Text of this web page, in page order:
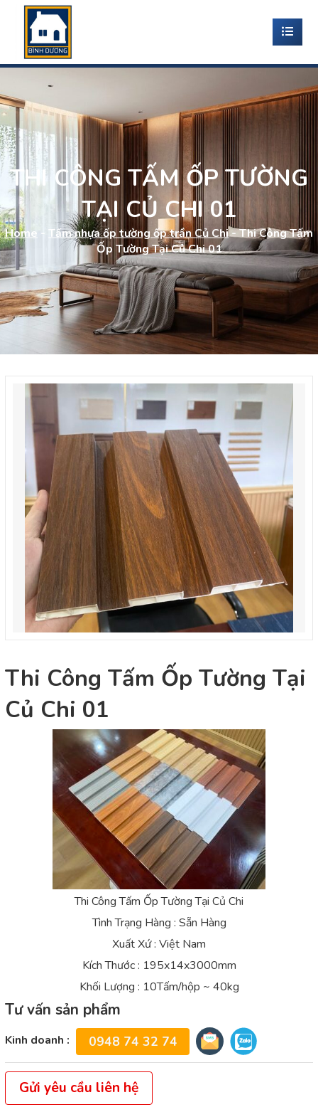
THI CÔNG TẤM ỐP TƯỜNG
TẠI CỦ CHI 01
Home - Tấm nhựa ốp tường ốp trần Củ Chi-Thi Công Tấm
Ốp Tường Tại Củ Chi 01
Thi Công Tấm Ốp Tường Tại
Củ Chi 01
Thi Công Tấm Ốp Tường Tại Củ Chi
Tình Trạng Hàng : Sẵn Hàng
Xuất Xứ : Việt Nam
Kích Thước : 195x14x3000mm
Khối Lượng : 10Tấm/hộp ~ 40kg
Tư vấn sản phẩm
Kinh doanh : 0948 74 32 74
Gửi yêu cầu liên hệ